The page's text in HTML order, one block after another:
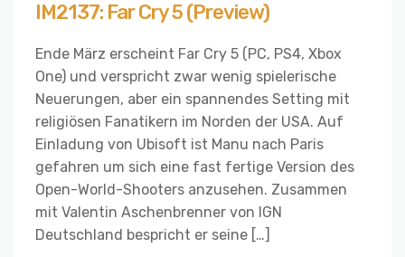
IM2137: Far Cry 5 (Preview)
Ende März erscheint Far Cry 5 (PC, PS4, Xbox
One) und verspricht zwar wenig spielerische
Neuerungen, aber ein spannendes Setting mit
religiösen Fanatikern im Norden der USA. Auf
Einladung von Ubisoft ist Manu nach Paris
gefahren um sich eine fast fertige Version des
Open-World-Shooters anzusehen. Zusammen
mit Valentin Aschenbrenner von IGN
Deutschland bespricht er seine […]